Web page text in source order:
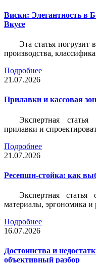
Виски: Элегантность в
Вкусе
Эта статья погрузит
производства,
Подробнее
21.07.2026
Прилавки и кассовая
Экспертная
прилавки и
Подробнее
21.07.2026
Ресепшн-стойка: как
Экспертная
материалы, эргономика и
Подробнее
16.07.2026
Достоинства и
объективный разбор